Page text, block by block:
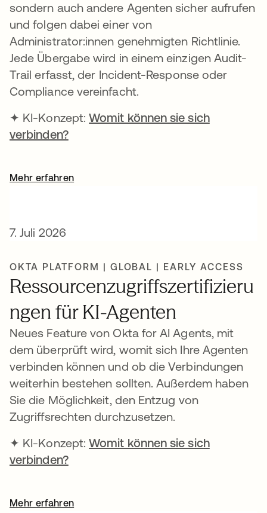
sondern auch andere Agenten sicher aufrufen
und folgen dabei einer von
Administrator:innen genehmigten Richtlinie.
Jede Übergabe wird in einem einzigen Audit-
Trail erfasst, der Incident-Response oder
Compliance vereinfacht.
✦ KI-Konzept:Womit können sie sich
verbinden?
Mehr erfahren
7. Juli 2026
OKTA PLATFORM | GLOBAL | EARLY ACCESS
Ressourcenzugriffszertifizieru
ngen für KI-Agenten
Neues Feature von Okta for AI Agents, mit
dem überprüft wird, womit sich Ihre Agenten
verbinden können und ob die Verbindungen
weiterhin bestehen sollten. Außerdem haben
Sie die Möglichkeit, den Entzug von
Zugriffsrechten durchzusetzen.
✦ KI-Konzept:Womit können sie sich
verbinden?
Mehr erfahren